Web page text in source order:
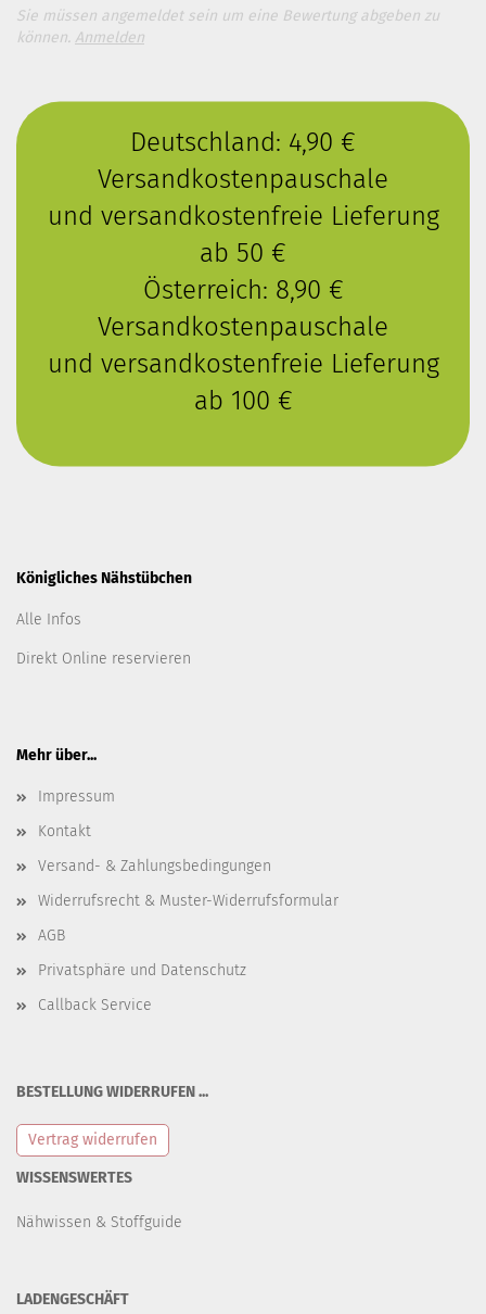
Sie müssen angemeldet sein um eine Bewertung abgeben zu
können. Anmelden
Deutschland: 4,90 €
Versandkostenpauschale
und versandkostenfreie Lieferung
ab 50 €
Österreich: 8,90 €
Versandkostenpauschale
und versandkostenfreie Lieferung
ab 100 €
Königliches Nähstübchen
Alle Infos
Direkt Online reservieren
Mehr über...
Impressum
Kontakt
Versand- & Zahlungsbedingungen
Widerrufsrecht & Muster-Widerrufsformular
AGB
Privatsphäre und Datenschutz
Callback Service
BESTELLUNG WIDERRUFEN ...
Vertrag widerrufen
WISSENSWERTES
Nähwissen & Stoffguide
LADENGESCHÄFT